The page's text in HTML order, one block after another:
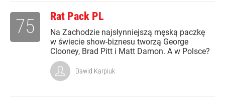
Rat Pack PL
Na Zachodzie najsłynniejszą męską paczkę
w świecie show-biznesu tworzą George
Clooney, Brad Pitt i Matt Damon. A w Polsce?
75
Dawid Karpiuk